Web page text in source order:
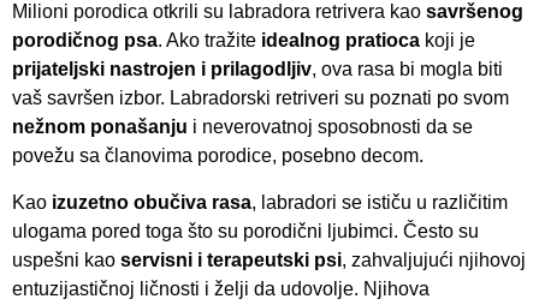
Milioni porodica otkrili su labradora retrivera kao savršenog
porodičnog psa. Ako tražite idealnog pratioca koji je
prijateljski nastrojen i prilagodljiv, ova rasa bi mogla biti
vaš savršen izbor. Labradorski retriveri su poznati po svom
nežnom ponašanju i neverovatnoj sposobnosti da se
povežu sa članovima porodice, posebno decom.
Kao izuzetno obučiva rasa, labradori se ističu u različitim
ulogama pored toga što su porodični ljubimci. Često su
uspešni kao servisni i terapeutski psi, zahvaljujući njihovoj
entuzijastičnoj ličnosti i želji da udovolje. Njihova